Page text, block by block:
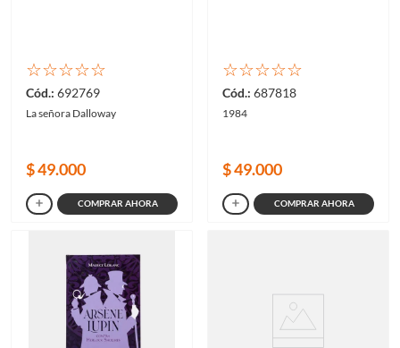
☆☆☆☆☆
692769
La señora Dalloway
$49.000
COMPRAR AHORA
☆☆☆☆☆
687818
1984
$49.000
COMPRAR AHORA